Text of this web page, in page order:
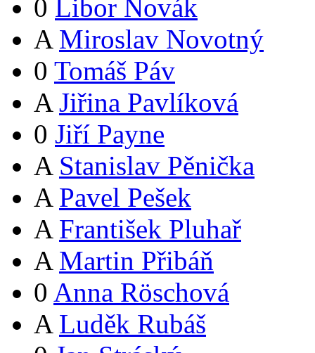
0 Libor Novák
A Miroslav Novotný
0 Tomáš Páv
A Jiřina Pavlíková
0 Jiří Payne
A Stanislav Pěnička
A Pavel Pešek
A František Pluhař
A Martin Přibáň
0 Anna Röschová
A Luděk Rubáš